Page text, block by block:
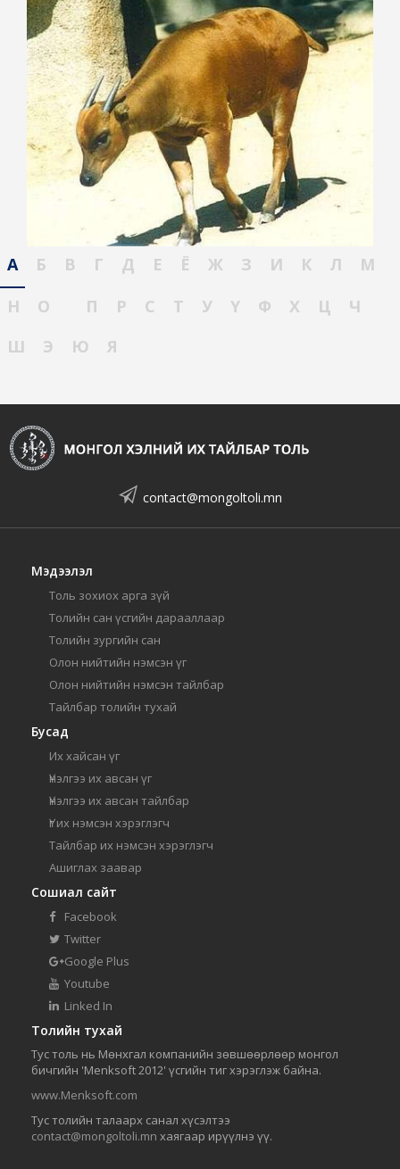
А Б В Г Д Е Ё Ж З И К Л
М
Н
О П Р С Т У Ү Ф Х Ц
Ч
Ш
Э Ю Я
contact@mongoltoli.mn
Мэдээлэл
Толь зохиох арга зүй
Толийн сан үсгийн дарааллаар
Толийн зургийн сан
Олон нийтийн нэмсэн үг
Олон нийтийн нэмсэн тайлбар
Тайлбар толийн тухай
Бусад
Их хайсан үг
Үнэлгээ их авсан үг
Үнэлгээ их авсан тайлбар
Үг их нэмсэн хэрэглэгч
Тайлбар их нэмсэн хэрэглэгч
Ашиглах заавар
Сошиал сайт
Facebook
Twitter
Google Plus
Youtube
Linked In
Толийн тухай
Тус толь нь Мөнхгал компанийн зөвшөөрлөөр монгол
бичгийн 'Menksoft 2012' үсгийн тиг хэрэглэж байна.
www.Menksoft.com
Тус толийн талаарх санал хүсэлтээ
contact@mongoltoli.mn хаягаар ирүүлнэ үү.